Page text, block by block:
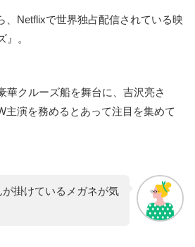
、Netflixで世界独占配信されている映
。
華クルーズ船を舞台に、吉沢亮さ
主演を務めるとあって注目を集めて
掛けているメガネが気